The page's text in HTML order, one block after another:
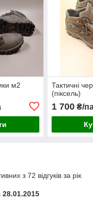
м2
Тактичні
(піксель)
1 700₴/
з 72 відгуків за рік